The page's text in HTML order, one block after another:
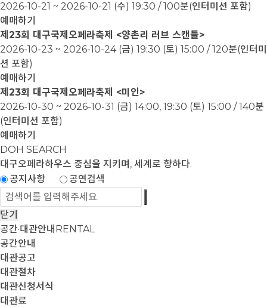
2026-10-21 ~ 2026-10-21 (수) 19:30 / 100분(인터미션 포함)
예매하기
제23회 대구국제오페라축제 <양촌리 러브 스캔들>
2026-10-23 ~ 2026-10-24 (금) 19:30 (토) 15:00 / 120분(인터미
션 포함)
예매하기
제23회 대구국제오페라축제 <미인>
2026-10-30 ~ 2026-10-31 (금) 14:00, 19:30 (토) 15:00 / 140분
(인터미션 포함)
예매하기
DOH SEARCH
대구오페라하우스 중심을 지키며, 세계로 향하다.
공지사항
공연검색
닫기
공간·대관안내 RENTAL
공간안내
대관공고
대관절차
대관신청서식
대관료